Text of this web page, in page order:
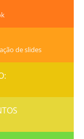
de slides